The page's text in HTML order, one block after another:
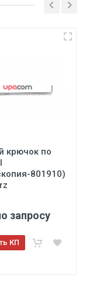
крючок по
801910)
запросу
КП